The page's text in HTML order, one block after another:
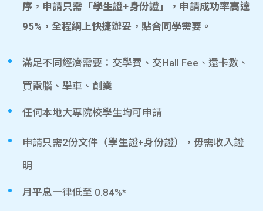
序，申請只需「學生證+身份證」，申請成功率高達
95%，全程網上快捷辦妥，貼合同學需要。
滿足不同經濟需要：交學費、交Hall Fee、還卡數、
買電腦、學車、創業
任何本地大專院校學生均可申請
申請只需2份文件（學生證+身份證），毋需收入證
明
月平息一律低至 0.84%*